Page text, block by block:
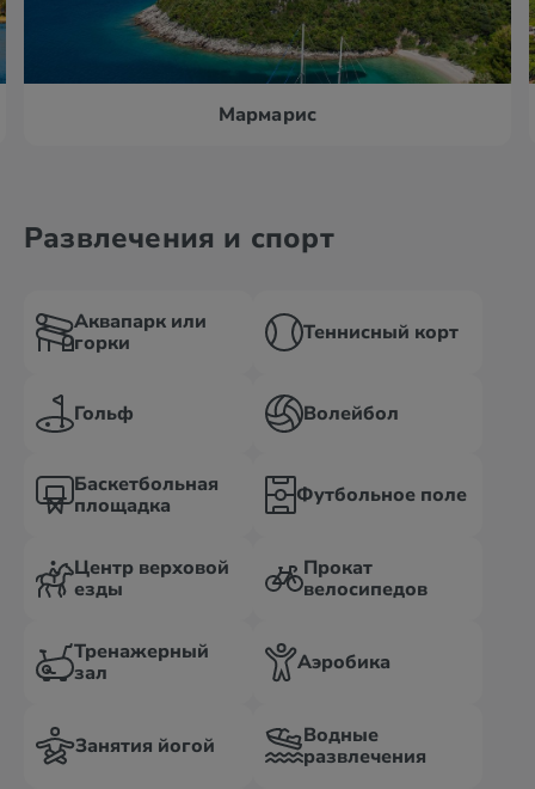
Мармарис
Развлечения и спорт
Аквапарк или
горки
Теннисный корт
Гольф Волейбол
Баскетбольная
площадка
Футбольное поле
Центр верховой
езды
Прокат
велосипедов
Тренажерный
зал
Аэробика
Занятия йогой
Водные
развлечения